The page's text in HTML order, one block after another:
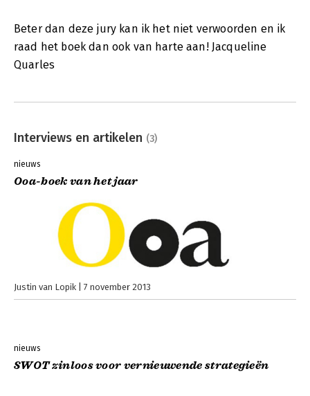
Beter dan deze jury kan ik het niet verwoorden en ik
raad het boek dan ook van harte aan! Jacqueline
Quarles
Interviews en artikelen (3)
nieuws
Ooa-boek van het jaar
Justin van Lopik 7 november 2013
nieuws
SWOT zinloos voor vernieuwende strategieën